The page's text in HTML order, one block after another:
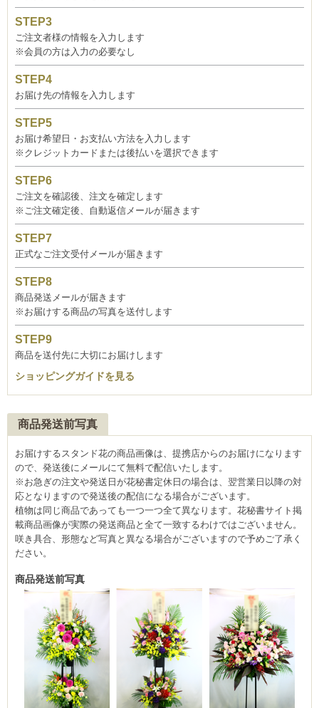
ご注文者様の情報を入力します
※会員の方は入力の必要なし
お届け先の情報を入力します
お届け希望日・お支払い方法を入力します
※クレジットカードまたは後払いを選択できます
ご注文を確認後、注文を確定します
※ご注文確定後、自動返信メールが届きます
正式なご注文受付メールが届きます
商品発送メールが届きます
※お届けする商品の写真を送付します
商品を送付先に大切にお届けします
ショッピングガイドを見る
商品発送前写真
お届けするスタンド花の商品画像は、提携店からのお届けになります
ので、発送後にメールにて無料で配信いたします。
※お急ぎの注文や発送日が花秘書定休日の場合は、翌営業日以降の対
応となりますので発送後の配信になる場合がございます。
植物は同じ商品であっても一つ一つ全て異なります。花秘書サイト掲
載商品画像が実際の発送商品と全て一致するわけではございません。
咲き具合、形態など写真と異なる場合がございますので予めご了承く
ださい。
商品発送前写真